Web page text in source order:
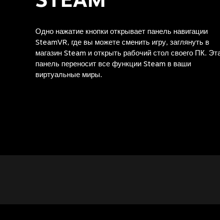
Одно нажатие кнопки открывает панель навигации
SteamVR, где вы можете сменить игру, заглянуть в
магазин Steam и открыть рабочий стол своего ПК.
панель переносит все функции Steam в ваши
виртуальные миры.